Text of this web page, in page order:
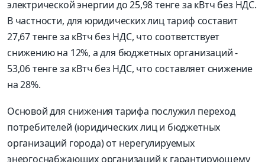
электрической энергии до 25,98 тенге за кВтч без НДС.
В частности, для юридических лиц тариф составит
27,67 тенге за кВтч без НДС, что соответствует
снижению на 12%, а для бюджетных организаций -
53,06 тенге за кВтч без НДС, что составляет снижение
на 28%.
Основой для снижения тарифа послужил переход
потребителей (юридических лиц и бюджетных
организаций города) от нерегулируемых
энергоснабжающих организаций к гарантирующему